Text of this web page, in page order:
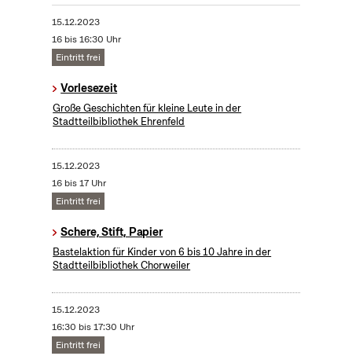
15.12.2023
16 bis 16:30 Uhr
Eintritt frei
Vorlesezeit
Große Geschichten für kleine Leute in der
Stadtteilbibliothek Ehrenfeld
15.12.2023
16 bis 17 Uhr
Eintritt frei
Schere, Stift, Papier
Bastelaktion für Kinder von 6 bis 10 Jahre in der
Stadtteilbibliothek Chorweiler
15.12.2023
16:30 bis 17:30 Uhr
Eintritt frei